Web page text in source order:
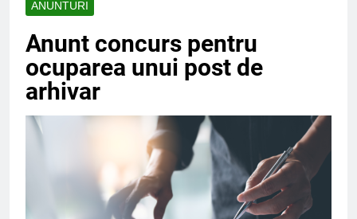
ANUNTURI
Anunt concurs pentru
ocuparea unui post de
arhivar